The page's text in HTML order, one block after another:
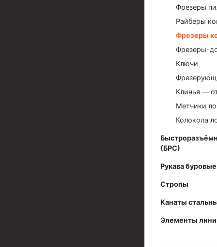
Циркуляционные системы и оборудование для
Технологическая оснастка обсадных колонн
Фрезеры
Райберы
Фрезеры
Фрезеры-
Ключи
Клинья —
Метчики
Колокола
(БРС)
Рукава буровые
Стропы
Канаты
Элементы